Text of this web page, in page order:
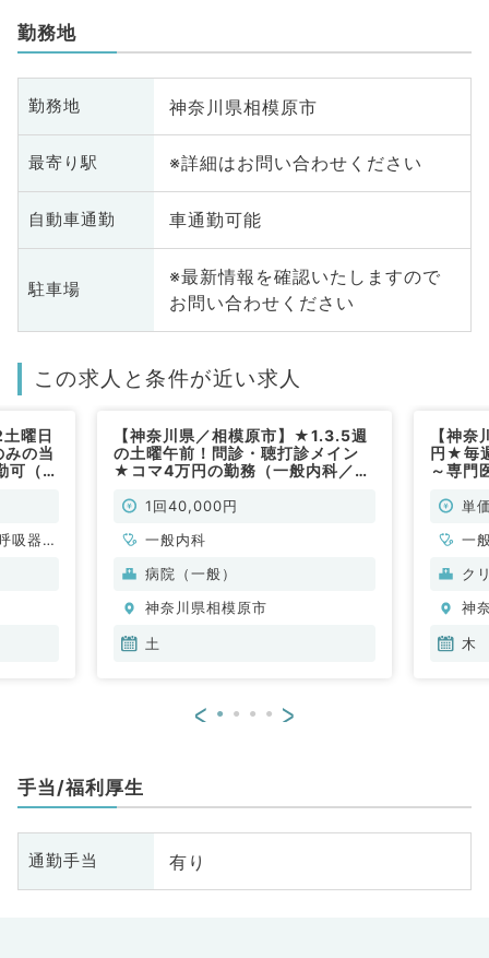
勤務地
勤務地 神奈川県相模原市
最寄り駅 ※詳細はお問い合わせください
自動車通勤 車通勤可能
駐車場
※最新情報を確認いたしますので
お問い合わせください
この求人と条件が近い求人
曜日
の当
可（内
吸器内
【神奈川県／相模原市】★1.3.5週
の土曜午前！問診・聴打診メイン
★コマ4万円の勤務（一般内科／非
1回40,000円
一般内科
病院（一般）
神奈川県相模原市
土
【神
円★毎
～専門
単
一
科
ク
神
木
< >
手当/福利厚生
通勤手当 有り